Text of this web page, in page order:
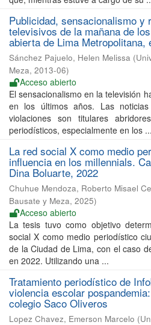
Publicidad, sensacionalismo y
televisivos de la mañana de
abierta de Lima Metropolitana,
Sánchez Pajuelo, Helen Melissa (
Meza, 2013-06)
Acceso abierto
El sensacionalismo en la televisión
en los últimos años. Las
violaciones son titulares
periodísticos, especialmente en los ...
La red social X como medio
influencia en los millennials.
Dina Boluarte, 2022
Chuhue Mendoza, Roberto Misael
Bausate y Meza, 2025)
Acceso abierto
La tesis tuvo como objetivo
social X como medio periodístico
de la Ciudad de Lima, con el caso
en 2022. Utilizando una ...
Tratamiento periodístico de
violencia escolar
colegio Saco Oliveros
Lopez Chavez, Emerson Marcelo (